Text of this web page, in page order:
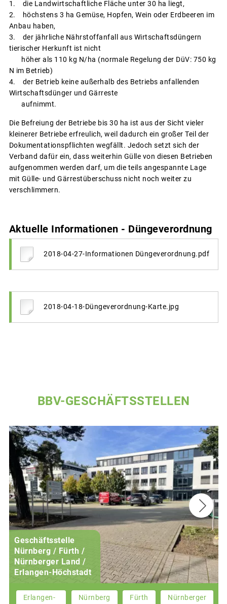
1. die Landwirtschaftliche Fläche unter 30 ha liegt,
2. höchstens 3 ha Gemüse, Hopfen, Wein oder Erdbeeren im
Anbau haben,
3. der jährliche Nährstoffanfall aus Wirtschaftsdüngern
tierischer Herkunft ist nicht
höher als 110 kg N/ha (normale Regelung der DüV: 750 kg
N im Betrieb)
4. der Betrieb keine außerhalb des Betriebs anfallenden
Wirtschaftsdünger und Gärreste
aufnimmt.
Die Befreiung der Betriebe bis 30 ha ist aus der Sicht vieler
kleinerer Betriebe erfreulich, weil dadurch ein großer Teil der
Dokumentationspflichten wegfällt. Jedoch setzt sich der
Verband dafür ein, dass weiterhin Gülle von diesen Betrieben
aufgenommen werden darf, um die teils angespannte Lage
mit Gülle- und Gärrestüberschuss nicht noch weiter zu
verschlimmern.
Aktuelle Informationen - Düngeverordnung
2018-04-27-Informationen Düngeverordnung.pdf
2018-04-18-Düngeverordnung-Karte.jpg
BBV-GESCHÄFTSSTELLEN
Geschäftsstelle
Nürnberg / Fürth /
Nürnberger Land /
Erlangen-Höchstadt
Erlangen-
Nürnberg Fürth
Nürnberger